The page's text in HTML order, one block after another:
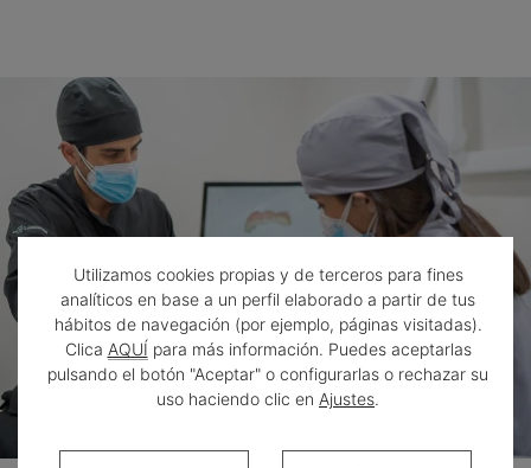
Utilizamos cookies propias y de terceros para fines
analíticos en base a un perfil elaborado a partir de tus
hábitos de navegación (por ejemplo, páginas visitadas).
Clica AQUÍ para más información. Puedes aceptarlas
pulsando el botón "Aceptar" o configurarlas o rechazar su
uso haciendo clic en Ajustes.